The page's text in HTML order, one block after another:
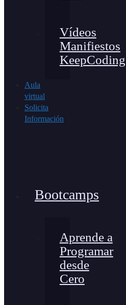
Vídeos
Manifiestos
KeepCoding
Aula
virtual
Solicita
Información
Bootcamps
Aprende a
Programar
desde
Cero